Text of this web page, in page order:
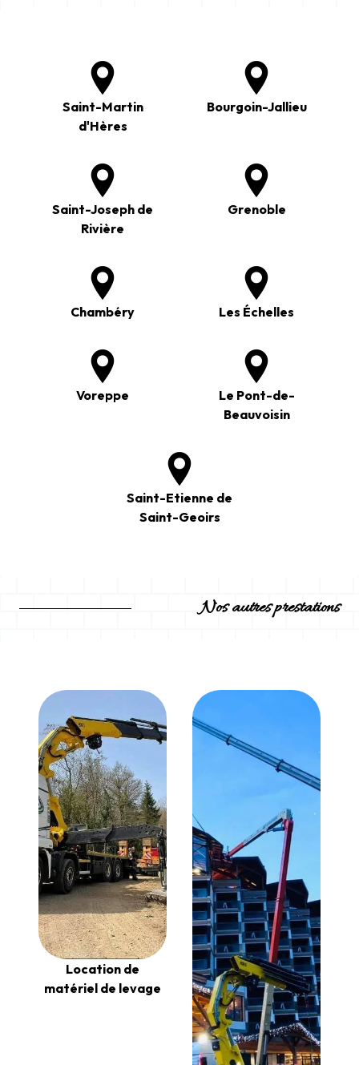
Saint-Martin
d'Hères
Bourgoin-Jallieu
Saint-Joseph de
Rivière
Grenoble
Chambéry Les Échelles
Voreppe
Le Pont-de-
Beauvoisin
Saint-Etienne de
Saint-Geoirs
Nos autres prestations
Location de
matériel de levage